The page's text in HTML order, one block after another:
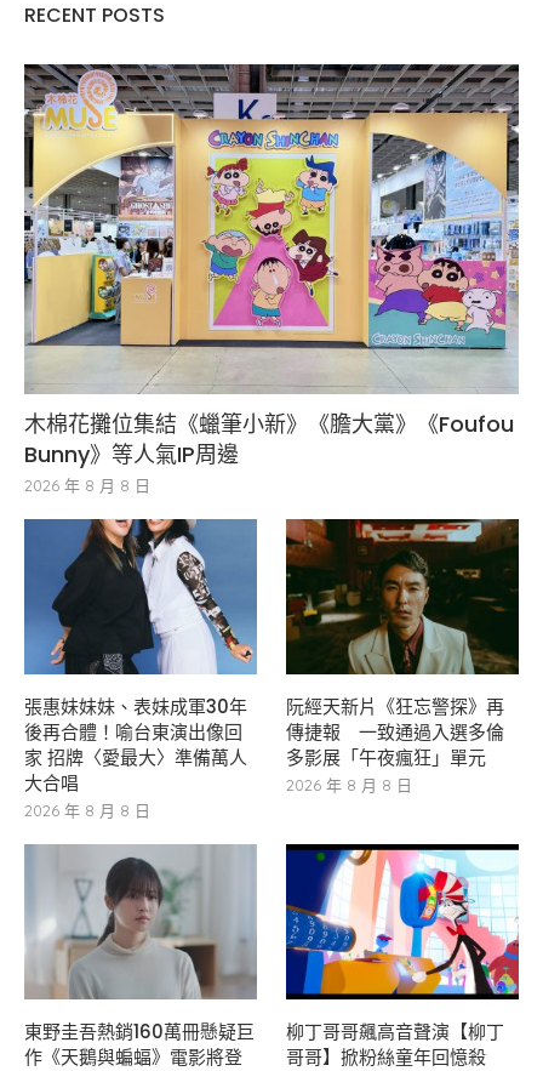
RECENT POSTS
木棉花攤位集結《蠟筆小新》《膽大黨》《Foufou
Bunny》等人氣IP周邊
2026 年 8 月 8 日
張惠妹妹妹、表妹成軍30年
後再合體！喻台東演出像回
家 招牌〈愛最大〉準備萬人
大合唱
2026 年 8 月 8 日
阮經天新片《狂忘警探》再
傳捷報 一致通過入選多倫
多影展「午夜瘋狂」單元
2026 年 8 月 8 日
東野圭吾熱銷160萬冊懸疑巨
作《天鵝與蝙蝠》電影將登
柳丁哥哥飆高音聲演【柳丁
哥哥】掀粉絲童年回憶殺